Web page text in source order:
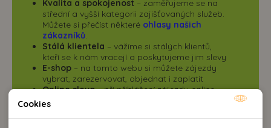
Kvalita a spokojenost – zaměřujeme se na
střední a vyšší kategorii zajišťovaných služeb.
Můžete si přečíst některé ohlasy našich
zákazníků.
Stálá klientela – vážíme si stálých klientů,
kteří se k nám vracejí a poskytujeme jim slevy
E-shop – na tomto webu si můžete zájezdy
vybrat, zarezervovat, objednat i zaplatit
Online sleva– při přihlášení zájezdu online
poskytujeme na
Cookies